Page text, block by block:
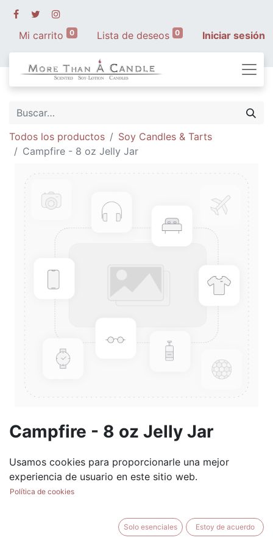
Mi carrito 0 Lista de deseos 0 Iniciar sesión
Todos los productos
Soy Candles & Tarts
Campfire - 8 oz Jelly Jar
Campfire - 8 oz Jelly Jar
$8.99
AÑADIR AL CARRITO BUY NOW
Usamos cookies para proporcionarle una mejor
experiencia de usuario en este sitio web.
Política de cookies
Solo esenciales Estoy de acuerdo